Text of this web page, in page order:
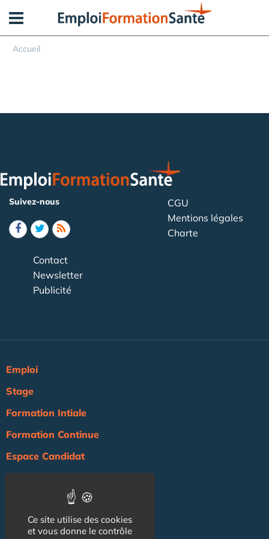
Accueil
Suivez-nous
CGU
Mentions légales
Charte
Contact
Newsletter
Publicité
Emploi
Stage
Formation Intiale
Formation Continue
Espace Candidat
AgendaCe site utilise des cookies
et vous donne le contrôle